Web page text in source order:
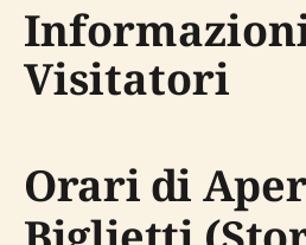
Visitatori
Orari di